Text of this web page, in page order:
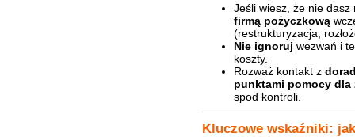
Jeśli wiesz, że nie
firmą pożyczkową
(restrukturyzacja,
Nie ignoruj wezwań i
koszty.
Rozważ kontakt z
punktami pomocy dla
spod kontroli.
Kluczowe wskaźniki: